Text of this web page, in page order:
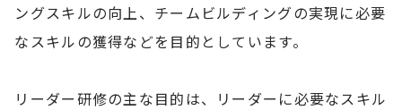
ングスキルの向上、チームビルディングの実現に必要
なスキルの獲得などを目的としています。
リーダー研修の主な目的は、リーダーに必要なスキル